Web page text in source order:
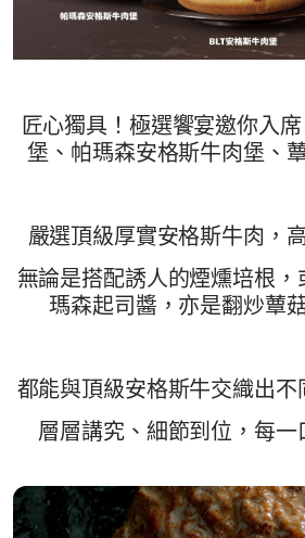
匠心獨具！極選饗宴邀你入席
堡、帕瑪森安格斯牛肉堡、
嚴選頂級厚實安格斯牛肉，
無論是搭配誘人的煙燻培根，
瑪森起司醬，亦是翻炒蕈
都能與頂級安格斯牛交織出不
層層講究、細節到位，每一